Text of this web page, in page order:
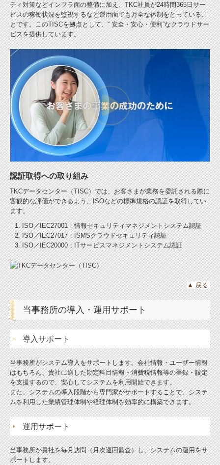
ティ対策などインフラ面の整備に加え、TKC社員が24時間365日サー
ビスの稼働状況を監視するなど運用面でも万全な体制をとっているこ
とです。このTISCを拠点として、“ 安全・安心・便利”なクラウドサー
ビスを提供しています。
認証取得への取り組み
TKCデータセンター（TISC）では、お客さまが業務を委託される際に
客観的な評価ができるよう、ISOなどの標準規格の認証を取得してい
ます。
ISO／IEC27001：情報セキュリティマネジメントシステム認証
ISO／IEC27017：ISMSクラウドセキュリティ認証
ISO／IEC20000：ITサービスマネジメントシステム認証
▲ 戻る
当事務所の導入・運用サポート
導入サポート
当事務所がシステム導入をサポートします。会社情報・ユーザー情報
はもちろん、貴社に適した勘定科目情報・消費税情報等の登録・設定
を支援するので、安心してシステムを利用開始できます。
また、システムの導入段階から専門家がサポートすることで、システ
ムを利用した業績管理体制や経理体制を効率的に構築できます。
運用サポート
当事務所が貴社を毎月訪問（月次巡回監査）し、システムの運用をサ
ポートします。